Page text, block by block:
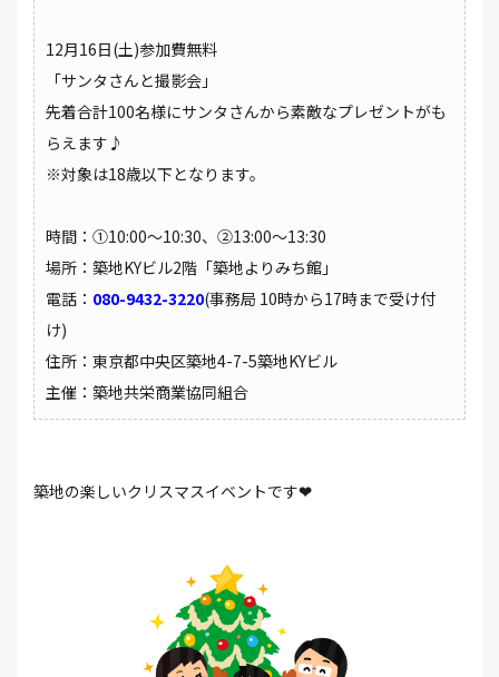
12月16日(土)参加費無料
「サンタさんと撮影会」
先着合計100名様にサンタさんから素敵なプレゼントがも
らえます♪
※対象は18歳以下となります。
時間：①10:00～10:30、②13:00～13:30
場所：築地KYビル2階「築地よりみち館」
電話： 080-9432-3220(事務局 10時から17時まで受け付
け)
住所：東京都中央区築地4-7-5築地KYビル
主催：築地共栄商業協同組合
築地の楽しいクリスマスイベントです❤